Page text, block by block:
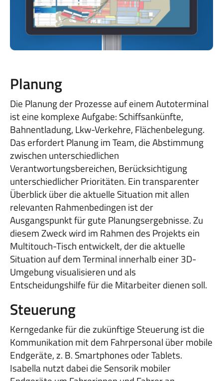
Planung
Die Planung der Prozesse auf einem Autoterminal
ist eine komplexe Aufgabe: Schiffsankünfte,
Bahnentladung, Lkw-Verkehre, Flächenbelegung.
Das erfordert Planung im Team, die Abstimmung
zwischen unterschiedlichen
Verantwortungsbereichen, Berücksichtigung
unterschiedlicher Prioritäten. Ein transparenter
Überblick über die aktuelle Situation mit allen
relevanten Rahmenbedingen ist der
Ausgangspunkt für gute Planungsergebnisse. Zu
diesem Zweck wird im Rahmen des Projekts ein
Multitouch-Tisch entwickelt, der die aktuelle
Situation auf dem Terminal innerhalb einer 3D-
Umgebung visualisieren und als
Entscheidungshilfe für die Mitarbeiter dienen soll.
Steuerung
Kerngedanke für die zukünftige Steuerung ist die
Kommunikation mit dem Fahrpersonal über mobile
Endgeräte, z. B. Smartphones oder Tablets.
Isabella nutzt dabei die Sensorik mobiler